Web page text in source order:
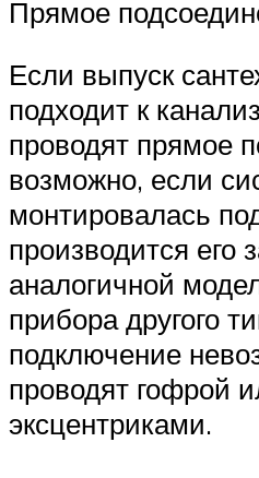
Прямое
Если выпуск
подходит к
проводят прямое
возможно, если
монтировалась
производится его
аналогичной
прибора другого
подключение
проводят гофрой
эксцентриками.